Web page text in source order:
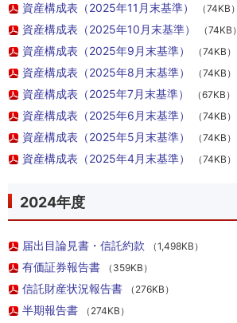
資産構成表（2025年11月末基準） （74KB）
資産構成表（2025年10月末基準） （74KB）
資産構成表（2025年9月末基準） （74KB）
資産構成表（2025年8月末基準） （74KB）
資産構成表（2025年7月末基準） （67KB）
資産構成表（2025年6月末基準） （74KB）
資産構成表（2025年5月末基準） （74KB）
資産構成表（2025年4月末基準） （74KB）
2024年度
届出目論見書・信託約款 （1,498KB）
有価証券報告書 （359KB）
信託財産状況報告書 （276KB）
半期報告書 （274KB）